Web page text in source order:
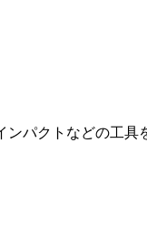
パクトなどの工